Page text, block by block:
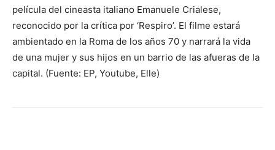
película del cineasta italiano Emanuele Crialese,
reconocido por la crítica por ‘Respiro’. El filme estará
ambientado en la Roma de los años 70 y narrará la vida
de una mujer y sus hijos en un barrio de las afueras de la
capital. (Fuente: EP, Youtube, Elle)